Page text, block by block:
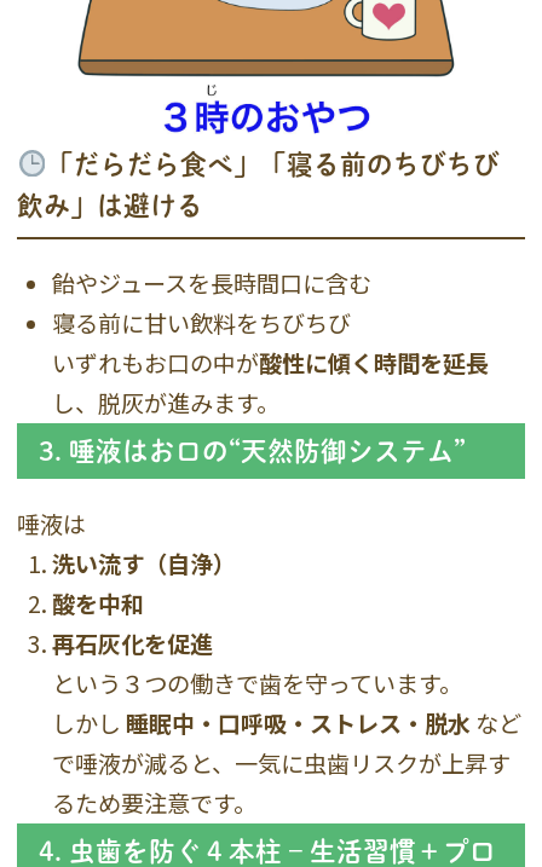
「だらだら食べ」「寝る前のちびちび
飲み」は避ける
飴やジュースを長時間口に含む
寝る前に甘い飲料をちびちび
いずれもお口の中が酸性に傾く時間を延長
し、脱灰が進みます。
3. 唾液はお口の“天然防御システム”
唾液は
洗い流す（自浄）
酸を中和
再石灰化を促進
という３つの働きで歯を守っています。
しかし 睡眠中・口呼吸・ストレス・脱水 など
で唾液が減ると、一気に虫歯リスクが上昇す
るため要注意です。
4. 虫歯を防ぐ４本柱 – 生活習慣＋プロ